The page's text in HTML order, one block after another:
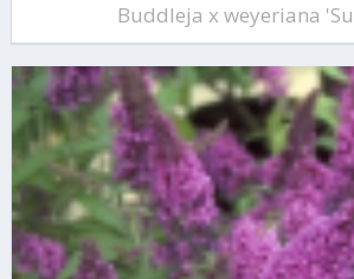
Buddleja x weyeriana